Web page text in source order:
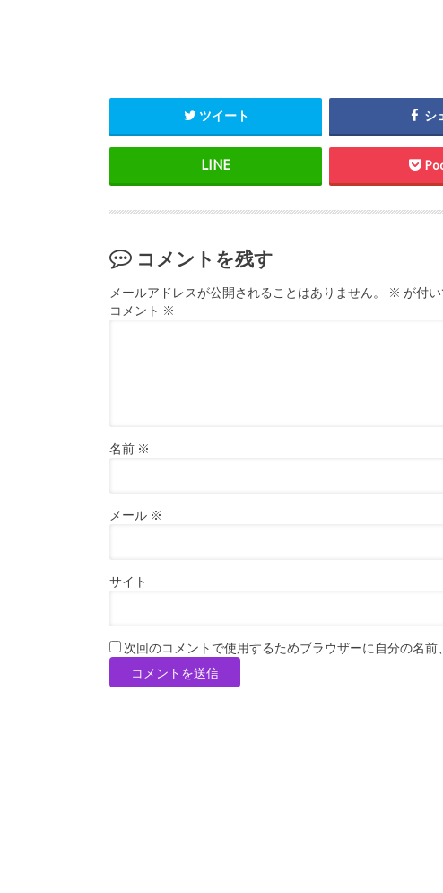
ツイート シ
コメントを残す
メールアドレスが公開されることはありません。 ※ が付
コメント ※
名前 ※
メール ※
サイト
次回のコメントで使用するためブラウザーに自分の名前